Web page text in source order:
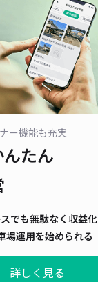
ー機能も充実
たん
でも無駄なく収益化
場運用を始められる
詳しく見る